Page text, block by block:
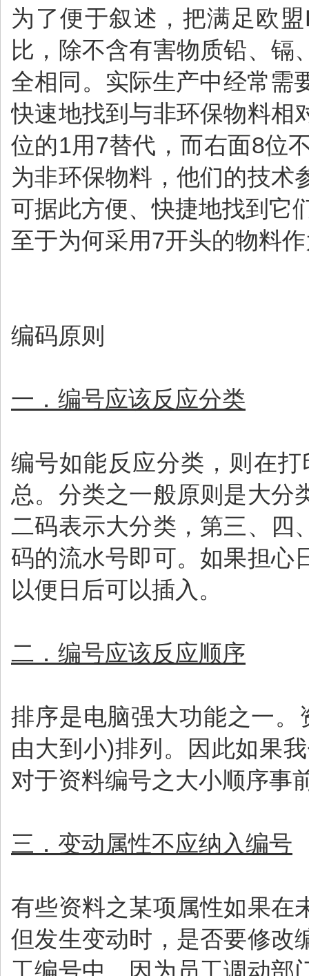
为了便于叙述，把满足欧
比，除不含有害物质铅、镉
全相同。实际生产中经常需
快速地找到与非环保物料相
位的1用7替代，而右面8位
为非环保物料，他们的技术
可据此方便、快捷地找到它
至于为何采用7开头的物料
编码原则
一．编号应该反应分类
编号如能反应分类，则在
总。分类之一般原则是大分
二码表示大分类，第三、四
码的流水号即可。如果担心
以便日后可以插入。
二．编号应该反应顺序
排序是电脑强大功能之一
由大到小)排列。因此如果
对于资料编号之大小顺序事
三．变动属性不应纳入编号
有些资料之某项属性如果在
但发生变动时，是否要修改
工编号中，因为员工调动部